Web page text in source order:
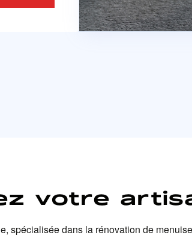
votre
spécialisée dans la rénovation de